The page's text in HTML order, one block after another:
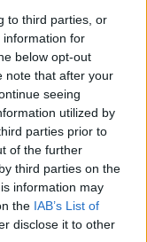
to third parties, or
information for
below opt-out
note that after your
seeing
utilized by
parties prior to
of the further
third parties on the
information may
the IAB’s List of
disclose it to other
de datos objeto-
más de 15 años
que le ha
integridad de
sistemas
(AIX, BSD, HP-
de gestión de
el instalador
para PC!Es
soporte completo